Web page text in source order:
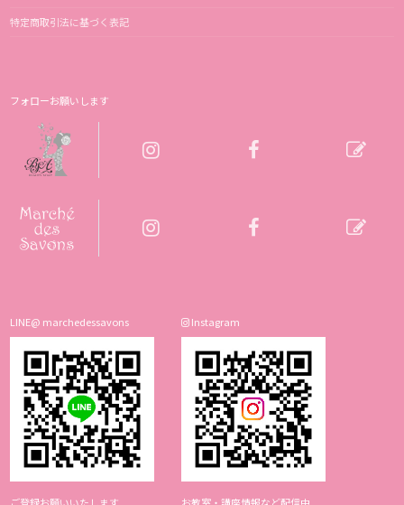
特定商取引法に基づく表記
フォローお願いします
LINE@ marchedessavons Instagram